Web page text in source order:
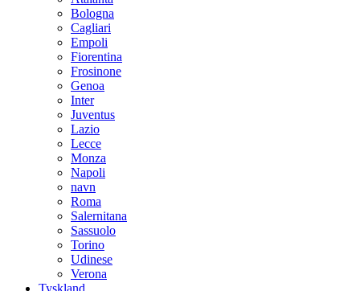
Bologna
Cagliari
Empoli
Fiorentina
Frosinone
Genoa
Inter
Juventus
Lazio
Lecce
Monza
Napoli
navn
Roma
Salernitana
Sassuolo
Torino
Udinese
Verona
Tyskland